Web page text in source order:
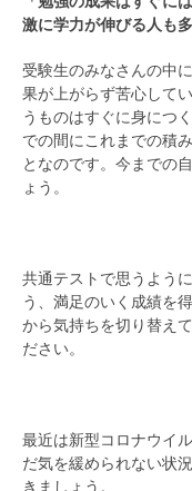
激に学力が伸びる人も多
受験生のみなさんの中
果が上がらず苦心して
うものはすぐに身につ
での間にこれまでの積
となのです。今までの
ょう。
共通テストで思うよう
う、満足のいく成績を
から気持ちを切り替え
ださい。
最近は新型コロナウイ
だ気を緩められない状
きましょう。